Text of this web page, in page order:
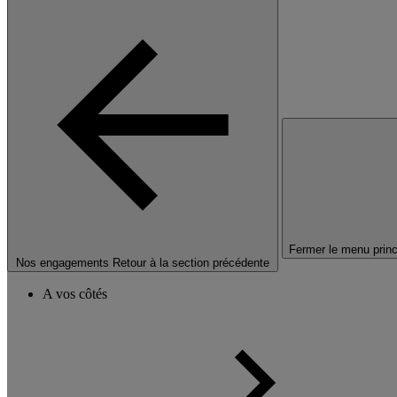
Nos engagements Retour à la section précédente
Fermer le menu
A vos côtés